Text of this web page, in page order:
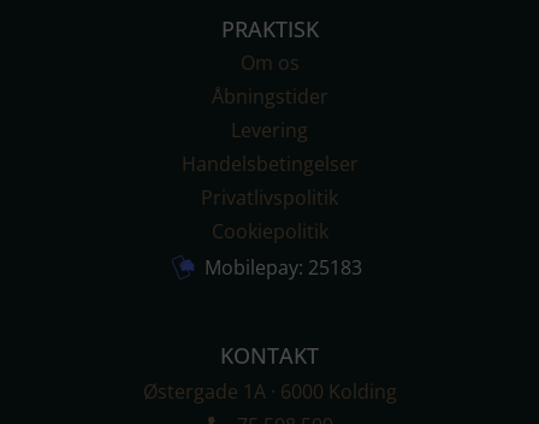
PRAKTISK
Om os
Åbningstider
Levering
Handelsbetingelser
Privatlivs­politik
Cookiepolitik
Mobilepay: 25183
KONTAKT
Østergade 1A · 6000 Kolding